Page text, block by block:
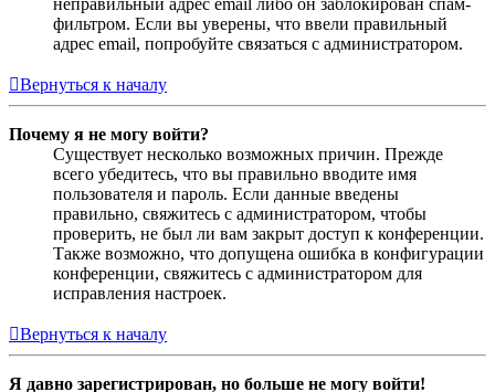
неправильный адрес email либо он заблокирован спам-
фильтром. Если вы уверены, что ввели правильный
адрес email, попробуйте связаться с администратором.
Вернуться к началу
Почему я не могу войти?
Существует несколько возможных причин. Прежде
всего убедитесь, что вы правильно вводите имя
пользователя и пароль. Если данные введены
правильно, свяжитесь с администратором, чтобы
проверить, не был ли вам закрыт доступ к конференции.
Также возможно, что допущена ошибка в конфигурации
конференции, свяжитесь с администратором для
исправления настроек.
Вернуться к началу
Я давно зарегистрирован, но больше не могу войти!